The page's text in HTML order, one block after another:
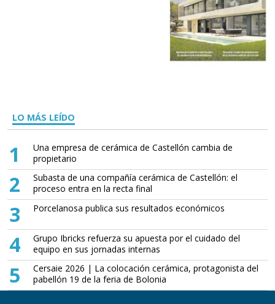
LO MÁS LEÍDO
1
Una empresa de cerámica de Castellón cambia de
propietario
2
Subasta de una compañía cerámica de Castellón: el
proceso entra en la recta final
3 Porcelanosa publica sus resultados económicos
4
Grupo Ibricks refuerza su apuesta por el cuidado del
equipo en sus jornadas internas
5
Cersaie 2026 | La colocación cerámica, protagonista del
pabellón 19 de la feria de Bolonia